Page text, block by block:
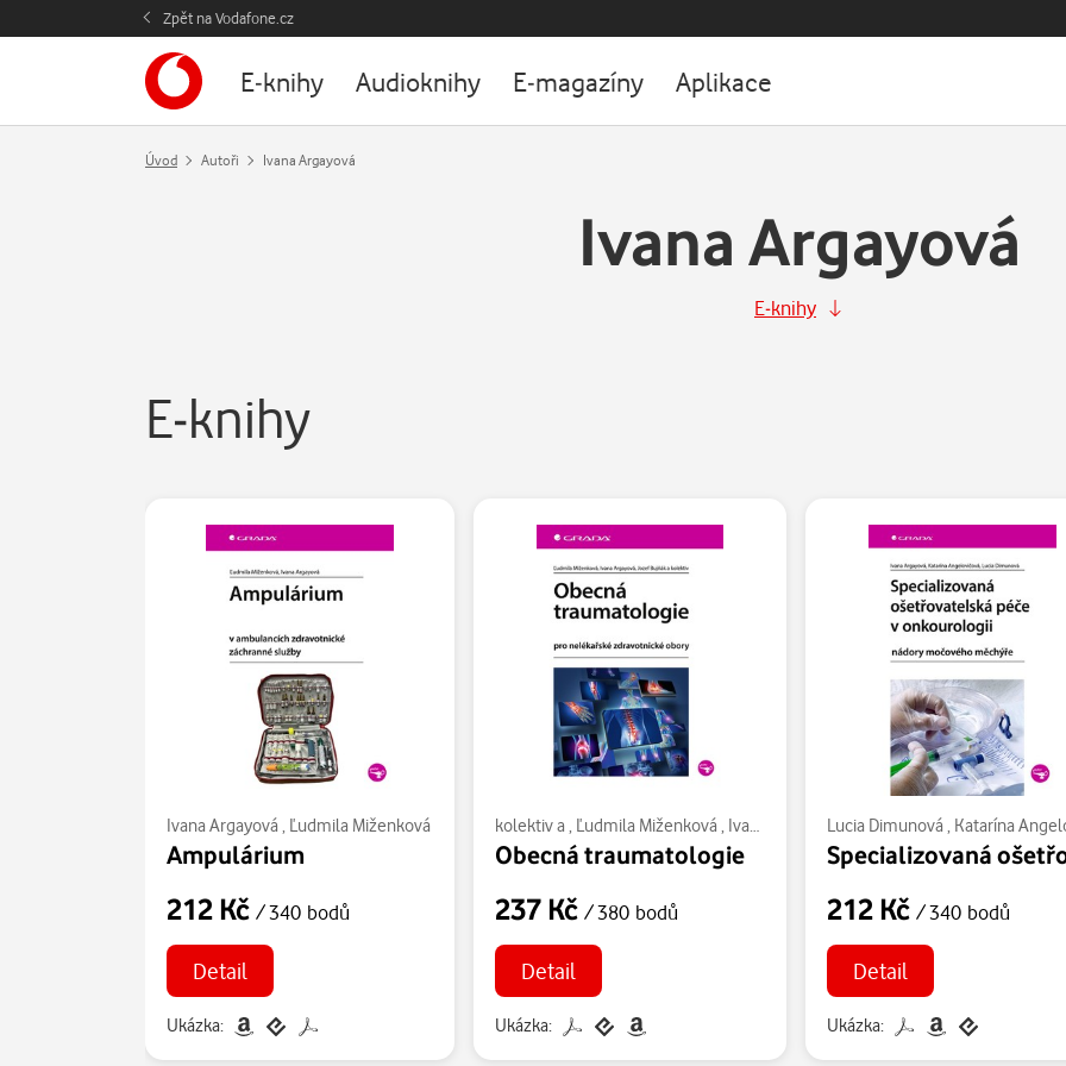
Zpět na Vodafone.cz
E-knihy Audioknihy E-magazíny Aplikace
Úvod Autoři Ivana Argayová
Ivana Argayová
E-knihy
E-knihy
Ivana Argayová , Ľudmila Miženková
Ampulárium
212 Kč / 340 bodů
Detail
Ukázka:
kolektiv a , Ľudmila Miženková , Ivana Argayová ,Jozef Bujňák
Obecná traumatologie
237 Kč / 380 bodů
Detail
Ukázka:
Lucia Dimunová , Katarína
212 Kč / 340 bodů
Detail
Ukázka: